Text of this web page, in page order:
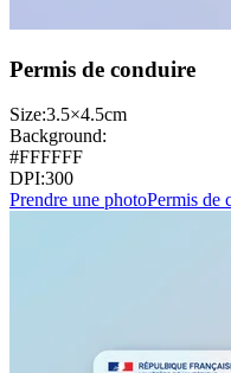
Permis de conduire
Size:3.5×4.5cm
Background:
#FFFFFF
DPI:300
Prendre une photoPermis de